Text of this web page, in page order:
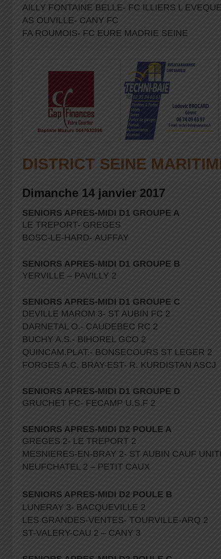
AILLY FONTAINE BELLE- FC ILLIERS L
AS OUVILLE- CANY FC
FA ROUMOIS- FC EURE MADRIE SEINE
DISTRICT SEINE
Dimanche 14 janvier 2017
SENIORS APRES-MIDI D1 GROUPE A
LE TREPORT- GREGES
BOSC-LE-HARD- AUFFAY
SENIORS APRES-MIDI D1 GROUPE B
YERVILLE – PAVILLY 2
SENIORS APRES-MIDI D1 GROUPE C
DEVILLE MAROM 3- ST AUBIN FC 2
DARNETAL O.- CAUDEBEC RC 2
BUCHY A.S.- BIHOREL GCO 2
QUINCAM.PLAT.- BONSECOURS ST LEGER 2
FORGES A.C. BRAY-EST- R. KURDISTAN ASCJ
SENIORS APRES-MIDI D1 GROUPE D
GRUCHET FC- FECAMP U.S.F 2
SENIORS APRES-MIDI D2 POULE A
GREGES 2- LE TREPORT 2
MESNIERES-EN-BRAY 2- ST AUBIN CAUF
NEUFCHATEL 2 – PETIT CAUX
SENIORS APRES-MIDI D2 POULE B
LUNERAY 3- BACQUEVILLE 2
LES GRANDES-VENTES- TOURVILLE-ARQ 2
ST-VALERY-CAU 2 – CANY 3